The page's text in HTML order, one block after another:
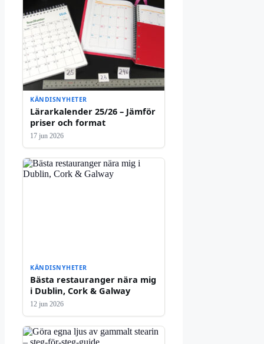
KÄNDISNYHETER
Lärarkalender 25/26 – Jämför
priser och format
17 jun 2026
KÄNDISNYHETER
Bästa restauranger nära mig
i Dublin, Cork & Galway
12 jun 2026